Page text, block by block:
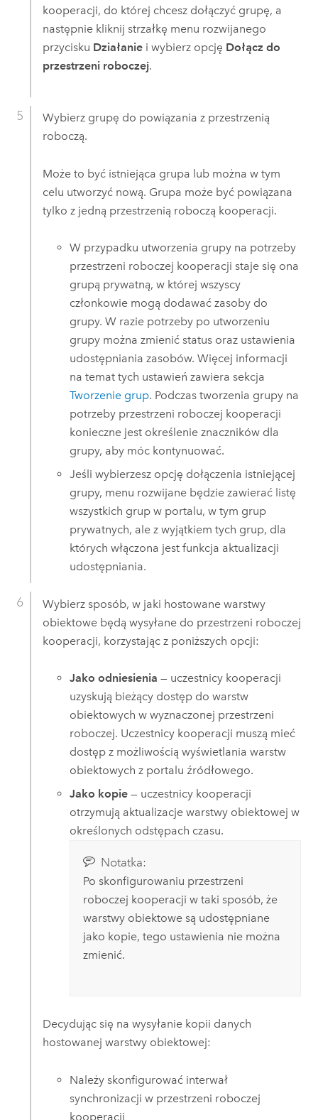
kooperacji, do której chcesz dołączyć grupę, a
następnie kliknij strzałkę menu rozwijanego
przycisku Działaniei wybierz opcję Dołącz do
przestrzeni roboczej.
Wybierz grupę do powiązania z przestrzenią
roboczą.
Może to być istniejąca grupa lub można w tym
celu utworzyć nową. Grupa może być powiązana
tylko z jedną przestrzenią roboczą kooperacji.
W przypadku utworzenia grupy na potrzeby
przestrzeni roboczej kooperacji staje się ona
grupą prywatną, w której wszyscy
członkowie mogą dodawać zasoby do
grupy. W razie potrzeby po utworzeniu
grupy można zmienić status oraz ustawienia
udostępniania zasobów. Więcej informacji
na temat tych ustawień zawiera sekcja
Tworzenie grup. Podczas tworzenia grupy na
potrzeby przestrzeni roboczej kooperacji
konieczne jest określenie znaczników dla
grupy, aby móc kontynuować.
Jeśli wybierzesz opcję dołączenia istniejącej
grupy, menu rozwijane będzie zawierać listę
wszystkich grup w portalu, w tym grup
prywatnych, ale z wyjątkiem tych grup, dla
których włączona jest funkcja aktualizacji
udostępniania.
Wybierz sposób, w jaki hostowane warstwy
obiektowe będą wysyłane do przestrzeni roboczej
kooperacji, korzystając z poniższych opcji:
Jako odniesienia — uczestnicy kooperacji
uzyskują bieżący dostęp do warstw
obiektowych w wyznaczonej przestrzeni
roboczej. Uczestnicy kooperacji muszą mieć
dostęp z możliwością wyświetlania warstw
obiektowych z portalu źródłowego.
Jako kopie — uczestnicy kooperacji
otrzymują aktualizacje warstwy obiektowej w
określonych odstępach czasu.
Notatka:
Po skonfigurowaniu przestrzeni
roboczej kooperacji w taki sposób, że
warstwy obiektowe są udostępniane
jako kopie, tego ustawienia nie można
zmienić.
Decydując się na wysyłanie kopii danych
hostowanej warstwy obiektowej:
Należy skonfigurować interwał
synchronizacji w przestrzeni roboczej
kooperacji